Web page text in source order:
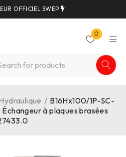
OFFICIEL SWEP
0
/ B16Hx100/1P-SC-
Échangeur à plaques brasées